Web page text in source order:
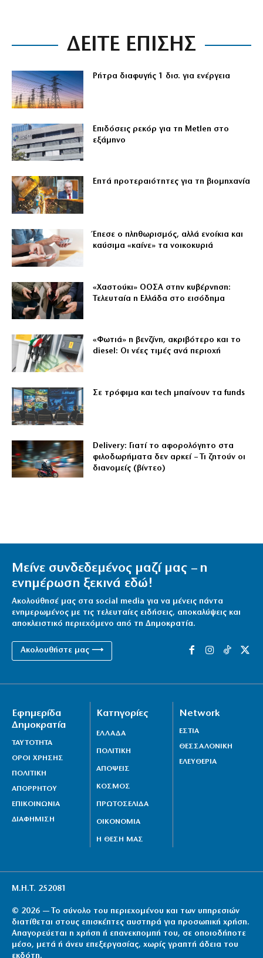
ΔΕΙΤΕ ΕΠΙΣΗΣ
Ρήτρα διαφυγής 1 δισ. για ενέργεια
Επιδόσεις ρεκόρ για τη Metlen στο
εξάμηνο
Επτά προτεραιότητες για τη βιομηχανία
Έπεσε ο πληθωρισμός, αλλά ενοίκια και
καύσιμα «καίνε» τα νοικοκυριά
«Χαστούκι» ΟΟΣΑ στην κυβέρνηση:
Τελευταία η Ελλάδα στο εισόδημα
«Φωτιά» η βενζίνη, ακριβότερο και το
diesel: Οι νέες τιμές ανά περιοχή
Σε τρόφιμα και tech μπαίνουν τα funds
Delivery: Γιατί το αφορολόγητο στα
φιλοδωρήματα δεν αρκεί – Τι ζητούν οι
διανομείς (βίντεο)
Μείνε συνδεδεμένος μαζί μας – η
ενημέρωση ξεκινά εδώ!
Ακολούθησέ μας στα social media για να μένεις πάντα
ενημερωμένος με τις τελευταίες ειδήσεις, αποκαλύψεις και
αποκλειστικό περιεχόμενο από τη Δημοκρατία.
Ακολουθήστε μας ⟶
Εφημερίδα
Δημοκρατία
ΤΑΥΤΟΤΗΤΑ
ΟΡΟΙ ΧΡΗΣΗΣ
ΠΟΛΙΤΙΚΗ
ΑΠΟΡΡΗΤΟΥ
ΕΠΙΚΟΙΝΩΝΙΑ
ΔΙΑΦΗΜΙΣΗ
Κατηγορίες
ΕΛΛΑΔΑ
ΠΟΛΙΤΙΚΗ
ΑΠΟΨΕΙΣ
ΚΟΣΜΟΣ
ΠΡΩΤΟΣΕΛΙΔΑ
ΟΙΚΟΝΟΜΙΑ
Η ΘΕΣΗ ΜΑΣ
Network
ΕΣΤΙΑ
ΘΕΣΣΑΛΟΝΙΚΗ
ΕΛΕΥΘΕΡΙΑ
Μ.Η.Τ. 252081
© 2026 — Το σύνολο του περιεχομένου και των υπηρεσιών
διατίθεται στους επισκέπτες αυστηρά για προσωπική χρήση.
Απαγορεύεται η χρήση ή επανεκπομπή του, σε οποιοδήποτε
μέσο, μετά ή άνευ επεξεργασίας, χωρίς γραπτή άδεια του
εκδότη.